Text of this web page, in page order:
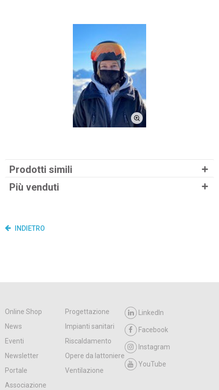
Prodotti simili
Più venduti
INDIETRO
Online Shop
Progettazione
News
Impianti sanitari
Eventi
Riscaldamento
Newsletter
Opere da lattoniere
Portale
Ventilazione
LinkedIn
Facebook
Instagram
YouTube
Associazione